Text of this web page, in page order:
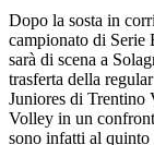
Dopo la sosta in
campionato di Serie
sarà di scena a
trasferta della
Juniores di Trentino
Volley in un
sono infatti al